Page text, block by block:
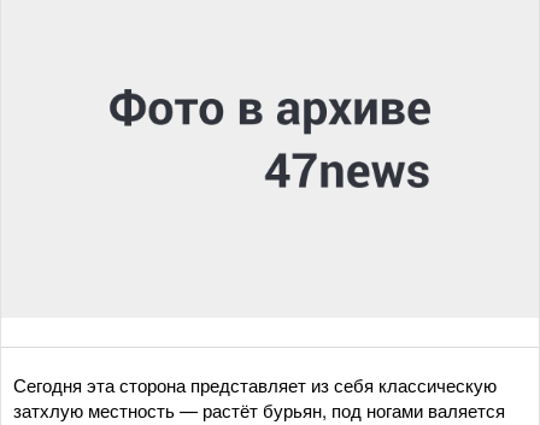
Сегодня эта сторона представляет из себя классическую
затхлую местность — растёт бурьян, под ногами валяется